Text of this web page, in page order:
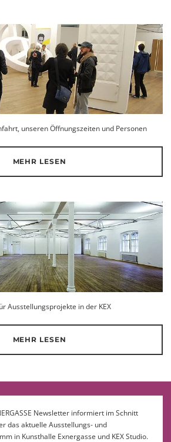
unseren Öffnungszeiten und Personen
MEHR LESEN
Ausstellungsprojekte in der KEX
MEHR LESEN
Newsletter informiert im Schnitt
das aktuelle Ausstellungs- und
in Kunsthalle Exnergasse und KEX Studio.